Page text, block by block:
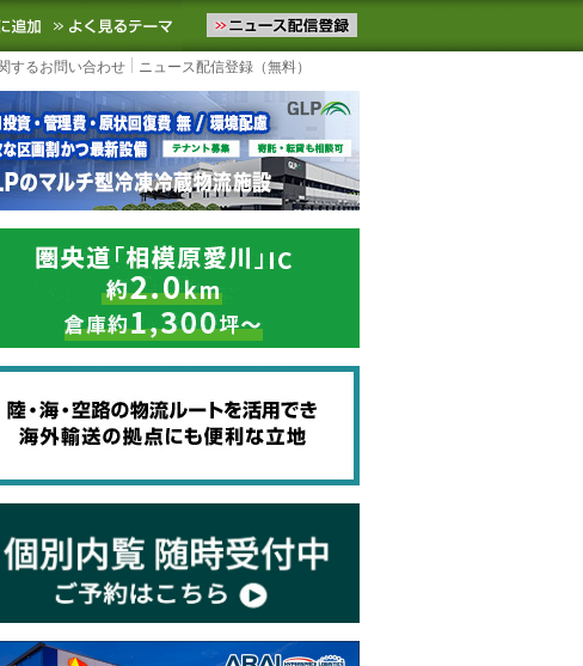
流ニュースをお届けします。物流ニュースメール配信を登録す
お気に入りに追加 よく見るテーマ
するお問い合わせ ニュース配信登録（無料）